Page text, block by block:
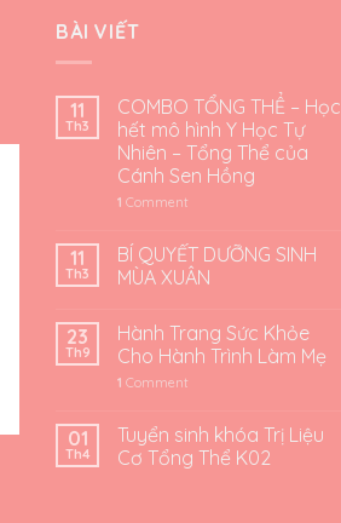
BÀI VIẾT
11
Th3
COMBO TỔNG THỂ – Học
hết mô hình Y Học Tự
Nhiên – Tổng Thể của
Cánh Sen Hồng
1 Comment
11
Th3
BÍ QUYẾT DƯỠNG SINH
MÙA XUÂN
23
Th9
Hành Trang Sức Khỏe
Cho Hành Trình Làm Mẹ
1 Comment
01
Th4
Tuyển sinh khóa Trị Liệu
Cơ Tổng Thể K02